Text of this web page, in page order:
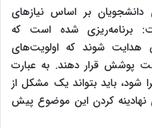
دانشجویان بر اساس نیازهای
برنامه‌ریزی شده است که
هدایت شوند که اولویت‌های
پوشش قرار دهند. به عبارت
شود، باید بتواند یک مشکل از
نهادینه‌ کردن این موضوع پیش